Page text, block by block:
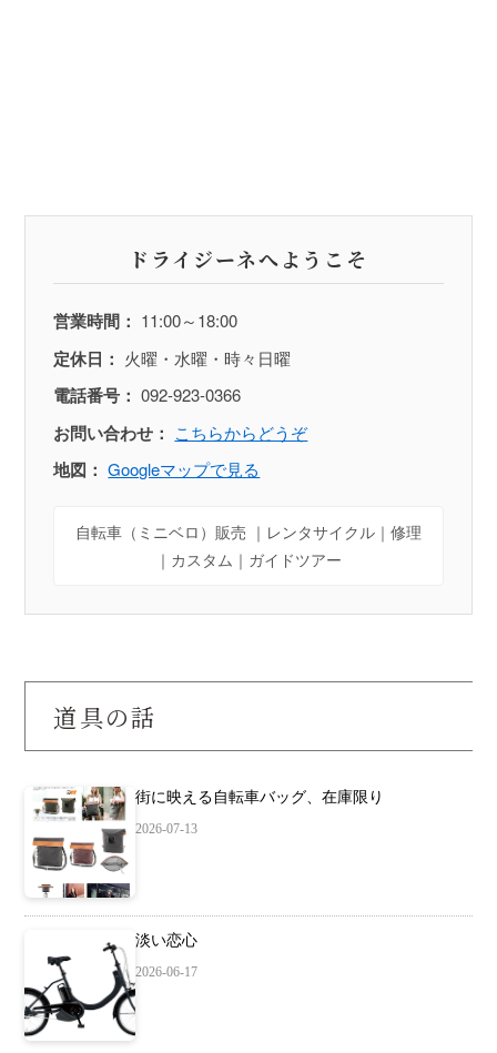
ドライジーネへようこそ
営業時間： 11:00～18:00
定休日： 火曜・水曜・時々日曜
電話番号： 092-923-0366
お問い合わせ： こちらからどうぞ
地図： Googleマップで見る
自転車（ミニベロ）販売 ｜レンタサイクル｜修理
｜カスタム｜ガイドツアー
道具の話
街に映える自転車バッグ、在庫限り
2026-07-13
淡い恋心
2026-06-17